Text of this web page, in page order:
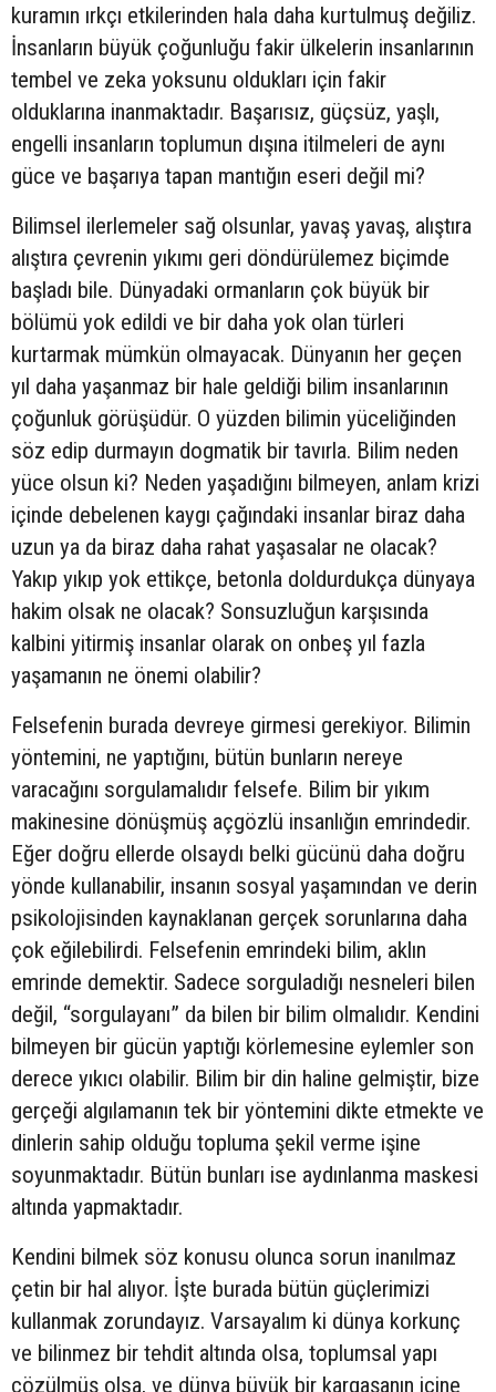
kuramın ırkçı etkilerinden hala daha kurtulmuş değiliz.
İnsanların büyük çoğunluğu fakir ülkelerin insanlarının
tembel ve zeka yoksunu oldukları için fakir
olduklarına inanmaktadır. Başarısız, güçsüz, yaşlı,
engelli insanların toplumun dışına itilmeleri de aynı
güce ve başarıya tapan mantığın eseri değil mi?
Bilimsel ilerlemeler sağ olsunlar, yavaş yavaş, alıştıra
alıştıra çevrenin yıkımı geri döndürülemez biçimde
başladı bile. Dünyadaki ormanların çok büyük bir
bölümü yok edildi ve bir daha yok olan türleri
kurtarmak mümkün olmayacak. Dünyanın her geçen
yıl daha yaşanmaz bir hale geldiği bilim insanlarının
çoğunluk görüşüdür. O yüzden bilimin yüceliğinden
söz edip durmayın dogmatik bir tavırla. Bilim neden
yüce olsun ki? Neden yaşadığını bilmeyen, anlam krizi
içinde debelenen kaygı çağındaki insanlar biraz daha
uzun ya da biraz daha rahat yaşasalar ne olacak?
Yakıp yıkıp yok ettikçe, betonla doldurdukça dünyaya
hakim olsak ne olacak? Sonsuzluğun karşısında
kalbini yitirmiş insanlar olarak on onbeş yıl fazla
yaşamanın ne önemi olabilir?
Felsefenin burada devreye girmesi gerekiyor. Bilimin
yöntemini, ne yaptığını, bütün bunların nereye
varacağını sorgulamalıdır felsefe. Bilim bir yıkım
makinesine dönüşmüş açgözlü insanlığın emrindedir.
Eğer doğru ellerde olsaydı belki gücünü daha doğru
yönde kullanabilir, insanın sosyal yaşamından ve derin
psikolojisinden kaynaklanan gerçek sorunlarına daha
çok eğilebilirdi. Felsefenin emrindeki bilim, aklın
emrinde demektir. Sadece sorguladığı nesneleri bilen
değil, “sorgulayanı” da bilen bir bilim olmalıdır. Kendini
bilmeyen bir gücün yaptığı körlemesine eylemler son
derece yıkıcı olabilir. Bilim bir din haline gelmiştir, bize
gerçeği algılamanın tek bir yöntemini dikte etmekte ve
dinlerin sahip olduğu topluma şekil verme işine
soyunmaktadır. Bütün bunları ise aydınlanma maskesi
altında yapmaktadır.
Kendini bilmek söz konusu olunca sorun inanılmaz
çetin bir hal alıyor. İşte burada bütün güçlerimizi
kullanmak zorundayız. Varsayalım ki dünya korkunç
ve bilinmez bir tehdit altında olsa, toplumsal yapı
çözülmüş olsa, ve dünya büyük bir kargaşanın içine